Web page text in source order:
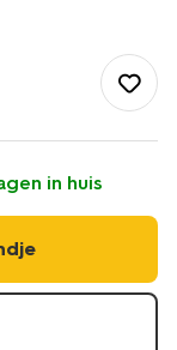
in huis